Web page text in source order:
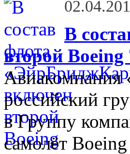
В
второй Boeing
российский
в Группу
самолёт